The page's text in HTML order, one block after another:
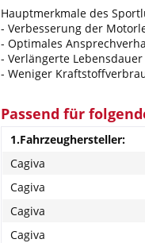
Hauptmerkmale des
- Verbesserung der
- Optimales
- Verlängerte Lebensdauer
- Weniger
Passend für
1.Fahrzeughersteller:
Cagiva
Cagiva
Cagiva
Cagiva